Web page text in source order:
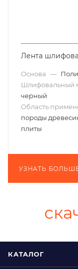
Лента
Основа —
Шлифовальный
черный
Область
породы
плиты
УЗНАТЬ
КАТАЛОГ